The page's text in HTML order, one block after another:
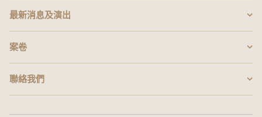
最新消息及演出
案卷
聯絡我們